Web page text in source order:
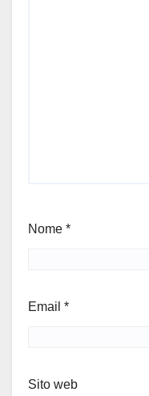
Nome *
Email *
Sito web